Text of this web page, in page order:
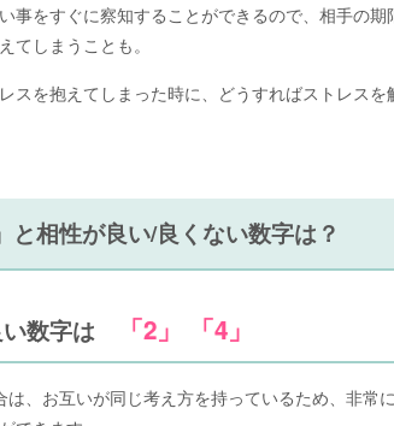
事をすぐに察知することができるので、相手の
てしまうことも。
スを抱えてしまった時に、どうすればストレス
と相性が良い/良くない数字は？
数字は 「2」 「4」
は、お互いが同じ考え方を持っているため、非